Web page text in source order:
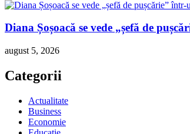
Diana Șoșoacă se vede „șefă de
august 5, 2026
Categorii
Actualitate
Business
Economie